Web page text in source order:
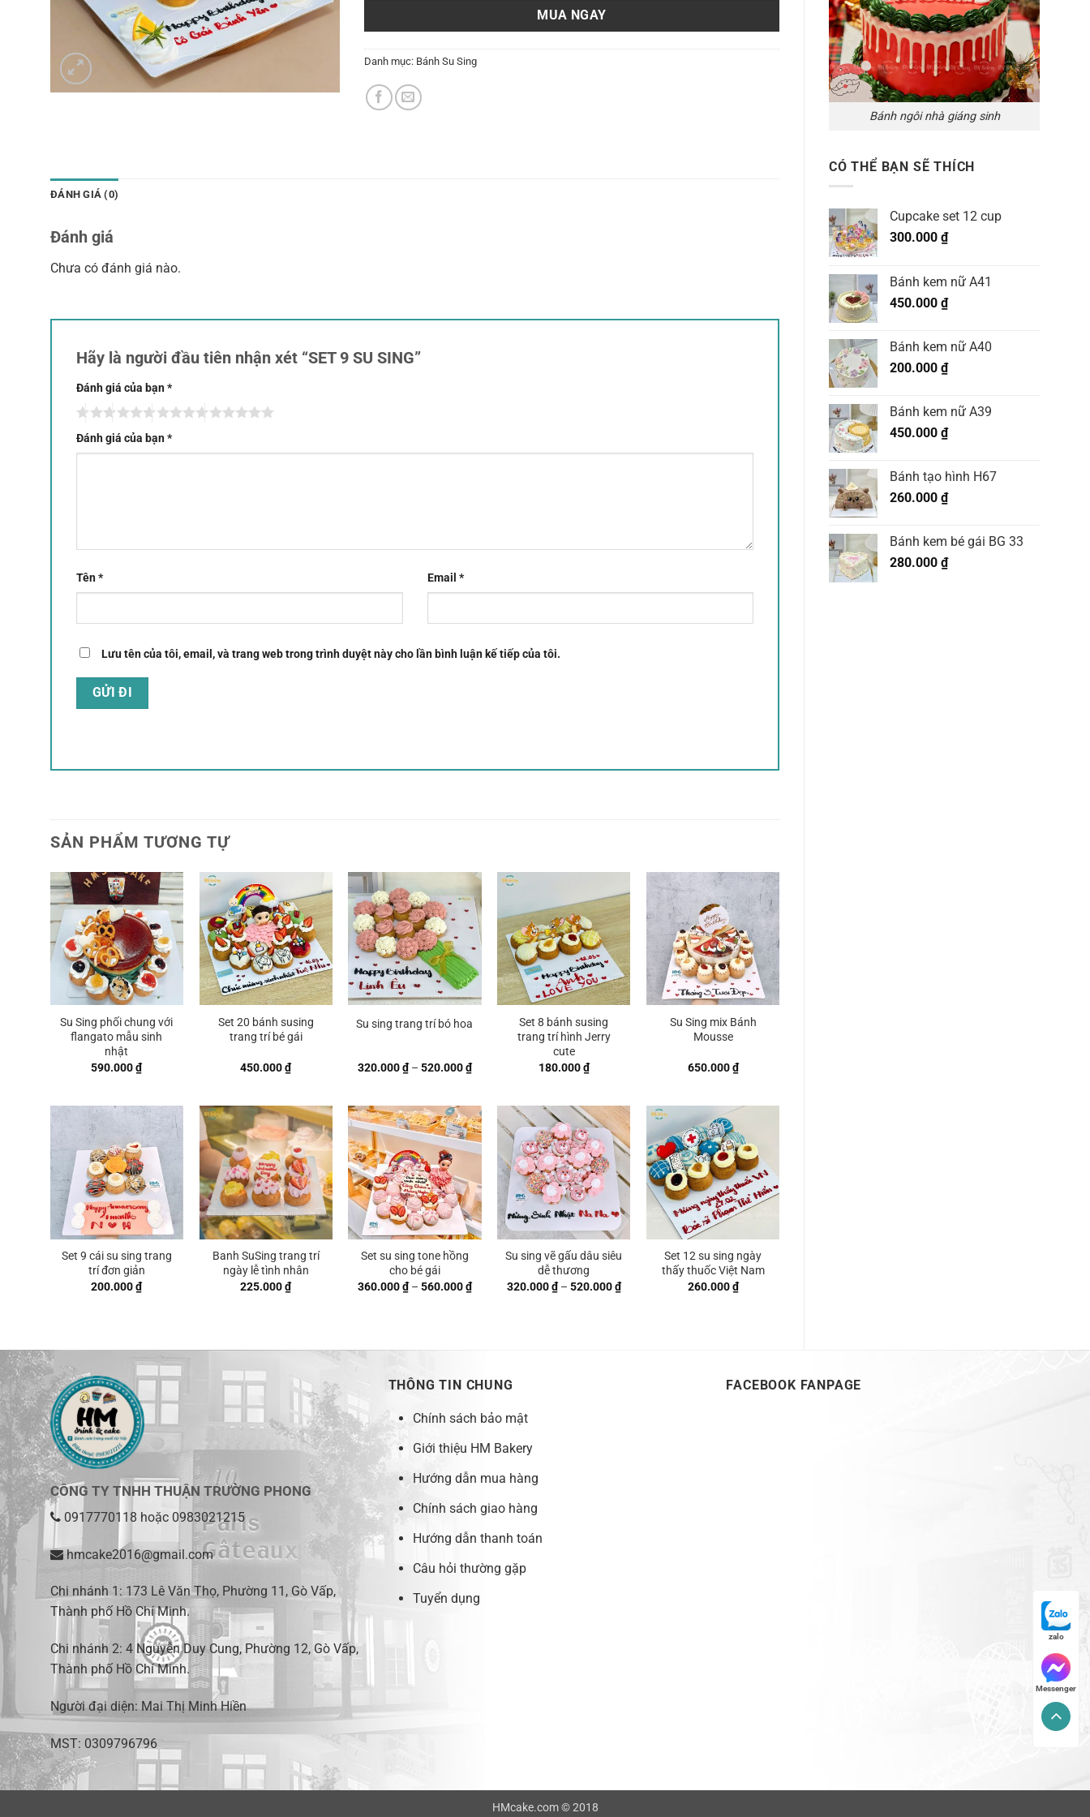
Bánh ngôi nhà giáng sinh
CÓ THỂ BẠN SẼ THÍCH
Cupcake set 12 cup
300.000 ₫
Bánh kem nữ A41
450.000 ₫
Bánh kem nữ A40
200.000 ₫
Bánh kem nữ A39
450.000 ₫
Bánh tạo hình H67
260.000 ₫
Bánh kem bé gái BG 33
280.000 ₫
MUA NGAY
Danh mục: Bánh Su Sing
ĐÁNH GIÁ (0)
Đánh giá
Chưa có đánh giá nào.
Hãy là người đầu tiên nhận xét “SET 9 SU SING”
Đánh giá của bạn*
Đánh giá của bạn*
Tên* Email *
Lưu tên của tôi, email, và trang web trong trình duyệt này cho lần bình luận kế tiếp của tôi.
SẢN PHẨM TƯƠNG TỰ
Su Sing phối chung với
flangato mẫu sinh
nhật
590.000₫
Set 20 bánh susing
trang trí bé gái
450.000₫
Su sing trang trí bó hoa
320.000₫ – 520.000₫Khoảng
giá:
đến
520.000 ₫
Set 8 bánh susing
trang trí hình Jerry
cute
180.000₫
Su Sing mix Bánh
Mousse
650.000₫
Set 9 cái su sing trang
trí đơn giản
200.000₫
Banh SuSing trang trí
ngày lễ tình nhân
225.000₫
Set su sing tone hồng
cho bé gái
360.000₫ – 560.000₫Khoảng
giá:
Su sing vẽ gấu dâu siêu
dễ thương
320.000₫ – 520.000₫Khoảng
giá:
Set 12 su sing ngày
thấy thuốc Việt Nam
260.000₫
CÔNG TY TNHH THUẬN TRƯỜNG PHONG
0917770118 hoặc 0983021215
hmcake2016@gmail.com
Chi nhánh 1: 173 Lê Văn Thọ, Phường 11, Gò Vấp,
Thành phố Hồ Chí Minh.
Chi nhánh 2: 4 Nguyễn Duy Cung, Phường 12, Gò Vấp,
Thành phố Hồ Chí Minh.
Người đại diện: Mai Thị Minh Hiền
MST: 0309796796
THÔNG TIN CHUNG
Chính sách bảo mật
Giới thiệu HM Bakery
Hướng dẫn mua hàng
Chính sách giao hàng
Hướng dẫn thanh toán
Câu hỏi thường gặp
Tuyển dụng
FACEBOOK FANPAGE
HMcake.com © 2018
zalo
Messenger